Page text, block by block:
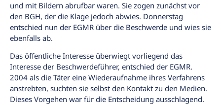
und mit Bildern abrufbar waren. Sie zogen zunächst vor
den BGH, der die Klage jedoch abwies. Donnerstag
entschied nun der EGMR über die Beschwerde und wies sie
ebenfalls ab.
Das öffentliche Interesse überwiegt vorliegend das
Interesse der Beschwerdeführer, entschied der EGMR.
2004 als die Täter eine Wiederaufnahme ihres Verfahrens
anstrebten, suchten sie selbst den Kontakt zu den Medien.
Dieses Vorgehen war für die Entscheidung ausschlagend.